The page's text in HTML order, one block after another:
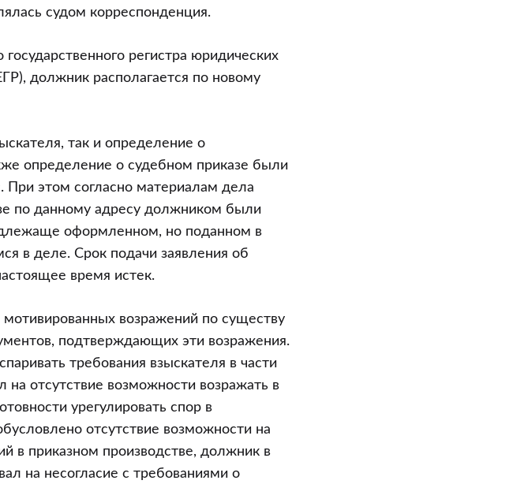
судом корреспонденция.
регистра юридических
должник располагается по новому
так и определение о
определение о судебном приказе были
этом согласно материалам дела
по данному адресу должником были
оформленном, но поданном в
в деле. Срок подачи заявления об
время истек.
возражений по существу
подтверждающих эти возражения.
требования взыскателя в части
на отсутствие возможности возражать в
урегулировать спор в
отсутствие возможности на
в приказном производстве, должник в
на несогласие с требованиями о